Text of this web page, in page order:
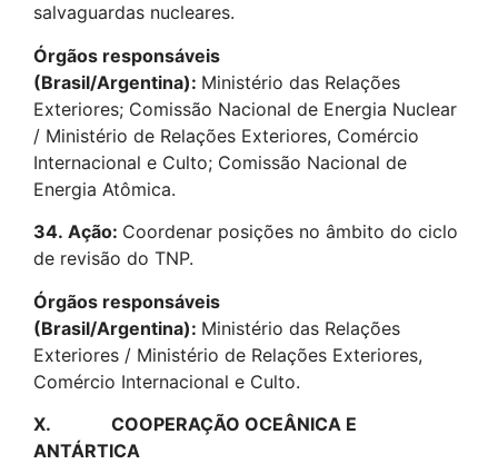
salvaguardas nucleares.
Órgãos responsáveis
(Brasil/Argentina): Ministério das Relações
Exteriores; Comissão Nacional de Energia Nuclear
/ Ministério de Relações Exteriores, Comércio
Internacional e Culto; Comissão Nacional de
Energia Atômica.
34. Ação: Coordenar posições no âmbito do ciclo
de revisão do TNP.
Órgãos responsáveis
(Brasil/Argentina): Ministério das Relações
Exteriores / Ministério de Relações Exteriores,
Comércio Internacional e Culto.
X.
COOPERAÇÃO OCEÂNICA E
ANTÁRTICA